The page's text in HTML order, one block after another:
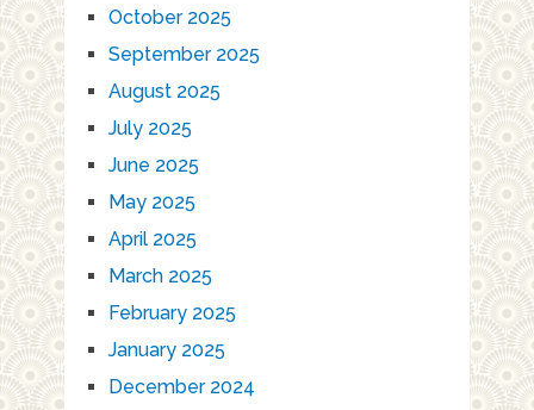
October 2025
September 2025
August 2025
July 2025
June 2025
May 2025
April 2025
March 2025
February 2025
January 2025
December 2024